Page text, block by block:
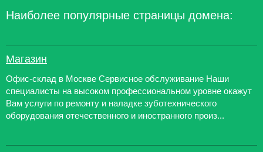
Наиболее популярные страницы домена:
Магазин
Офис-склад в Москве Сервисное обслуживание Наши
специалисты на высоком профессиональном уровне окажут
Вам услуги по ремонту и наладке зуботехнического
оборудования отечественного и иностранного произ...